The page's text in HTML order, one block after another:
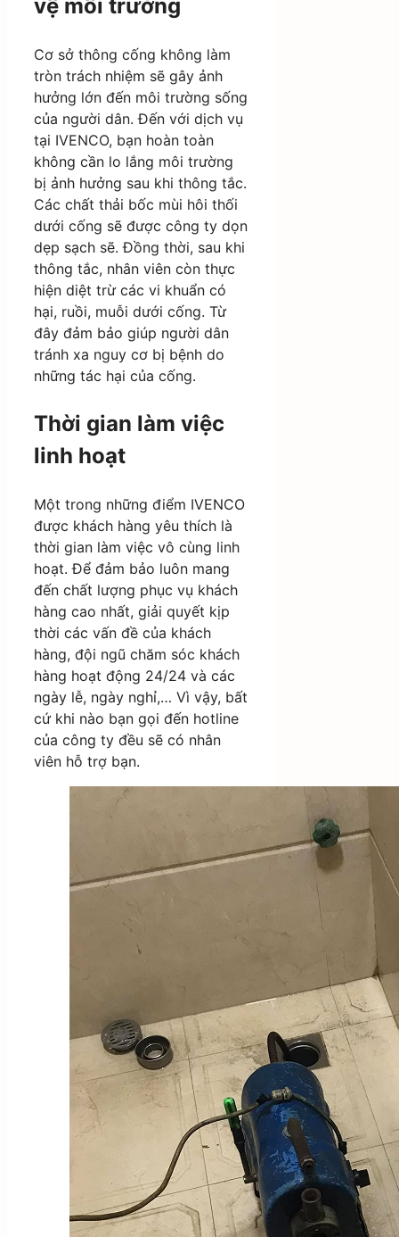
vệ môi trường
Cơ sở thông cống không làm
tròn trách nhiệm sẽ gây ảnh
hưởng lớn đến môi trường sống
của người dân. Đến với dịch vụ
tại IVENCO, bạn hoàn toàn
không cần lo lắng môi trường
bị ảnh hưởng sau khi thông tắc.
Các chất thải bốc mùi hôi thối
dưới cống sẽ được công ty dọn
dẹp sạch sẽ. Đồng thời, sau khi
thông tắc, nhân viên còn thực
hiện diệt trừ các vi khuẩn có
hại, ruồi, muỗi dưới cống. Từ
đây đảm bảo giúp người dân
tránh xa nguy cơ bị bệnh do
những tác hại của cống.
Thời gian làm việc
linh hoạt
Một trong những điểm IVENCO
được khách hàng yêu thích là
thời gian làm việc vô cùng linh
hoạt. Để đảm bảo luôn mang
đến chất lượng phục vụ khách
hàng cao nhất, giải quyết kịp
thời các vấn đề của khách
hàng, đội ngũ chăm sóc khách
hàng hoạt động 24/24 và các
ngày lễ, ngày nghỉ,… Vì vậy, bất
cứ khi nào bạn gọi đến hotline
của công ty đều sẽ có nhân
viên hỗ trợ bạn.